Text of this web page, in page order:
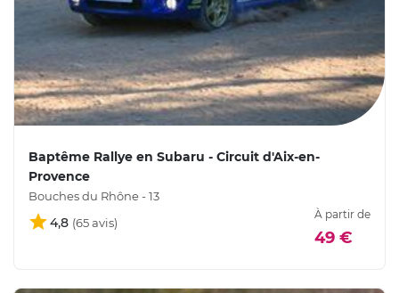
Baptême Rallye en Subaru - Circuit d'Aix-en-
Provence
Bouches du Rhône - 13
4,8
À partir de
49 €